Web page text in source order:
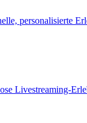
personalisierte
Livestreaming-